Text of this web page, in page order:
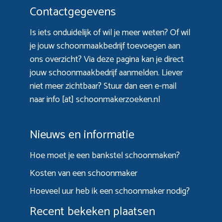
Contactgegevens
Is iets onduidelijk of wil je meer weten? Of wil
je jouw schoonmaakbedrijf toevoegen aan
ons overzicht? Viadeze paginakan je direct
jouw schoonmaakbedrijf aanmelden. Liever
niet meer zichtbaar? Stuur dan een e-mail
naar info [at] schoonmakerzoeken.nl
Nieuws en informatie
Hoe moet je een bankstel schoonmaken?
Kosten van een schoonmaker
Hoeveel uur heb ik een schoonmaker nodig?
Recent bekeken plaatsen